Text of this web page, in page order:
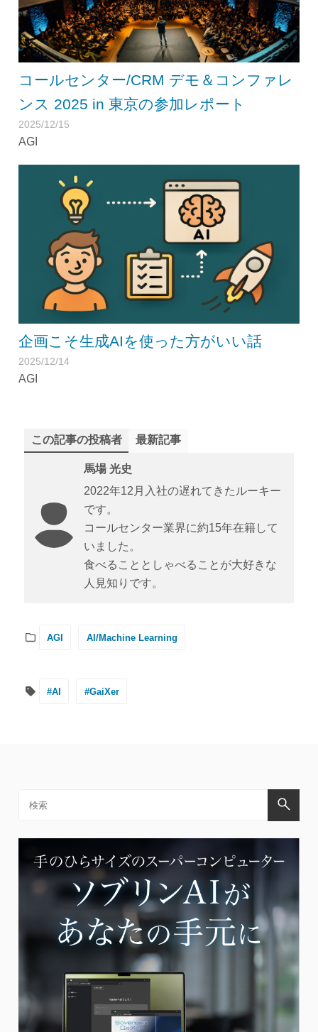
コールセンター/CRM デモ＆コンファレ
ンス 2025 in 東京の参加レポート
2025/12/15
AGI
企画こそ生成AIを使った方がいい話
2025/12/14
AGI
この記事の投稿者 最新記事
馬場 光史
2022年12月入社の遅れてきたルーキー
です。
コールセンター業界に約15年在籍して
いました。
食べることとしゃべることが大好きな
人見知りです。
AGI AI/Machine Learning
#AI #GaiXer